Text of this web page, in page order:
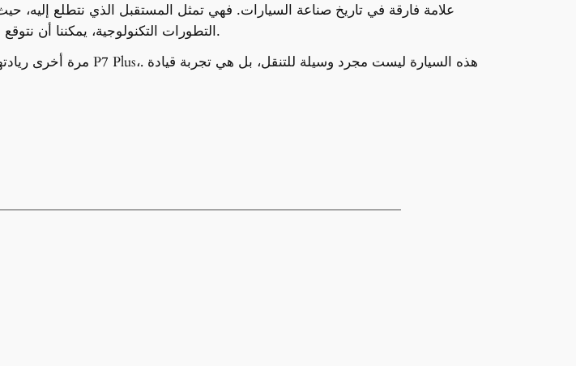
التطورات التكنولوجية، يمكننا أن نتوقع أن نشهد المزيد من الابتكارات المثيرة في مجال السيارات الكهربائية والذكية.